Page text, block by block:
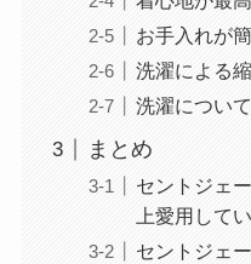
お手入れが
洗濯による
洗濯につい
まとめ
セントジェ
上愛用して
セントジェ